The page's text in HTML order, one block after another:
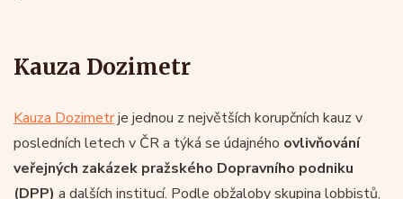
Kauza Dozimetr
Kauza Dozimetrje jednou z největších korupčních kauz v
posledních letech v ČR a týká se údajného ovlivňování
veřejných zakázek pražského Dopravního podniku
(DPP) a dalších institucí. Podle obžaloby skupina lobbistů,